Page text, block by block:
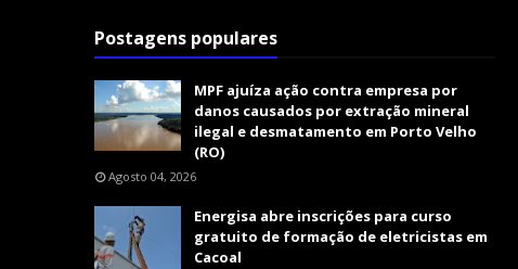
Postagens populares
MPF ajuíza ação contra empresa por
danos causados por extração mineral
ilegal e desmatamento em Porto Velho
(RO)
Agosto 04, 2026
Energisa abre inscrições para curso
gratuito de formação de eletricistas em
Cacoal